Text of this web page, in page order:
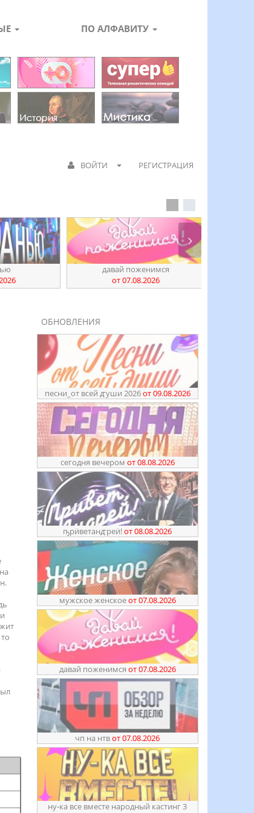
ПО АЛФАВИТУ
ВОЙТИ РЕГИСТРАЦИЯ
давай поженимся
от 07.08.2026
ОБНОВЛЕНИЯ
песни_от всей ꙣуши 2026от 09.08.2026
сегодня вечером от 08.08.2026
ҧрӥветанꙣреӥ!от 08.08.2026
мужское женскоеот 07.08.2026
давай поженимся от 07.08.2026
чп на нтвот 07.08.2026
ну-ка все вместе народный кастинг 3